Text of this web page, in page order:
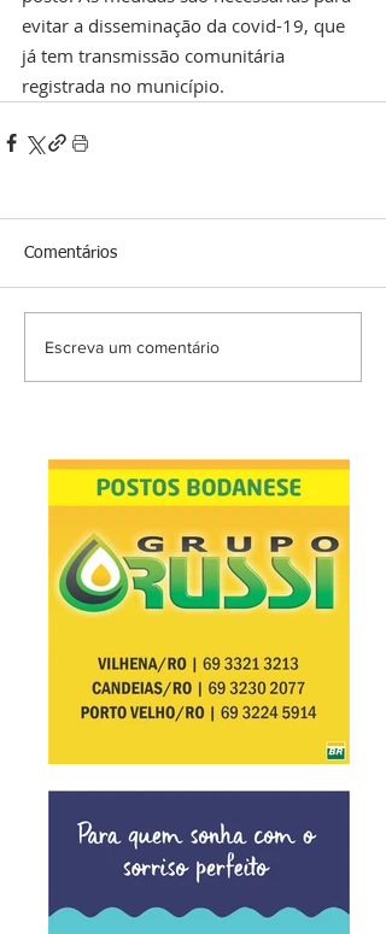
evitar a disseminação da covid-19, que
já tem transmissão comunitária
registrada no município.
Comentários
Escreva um comentário